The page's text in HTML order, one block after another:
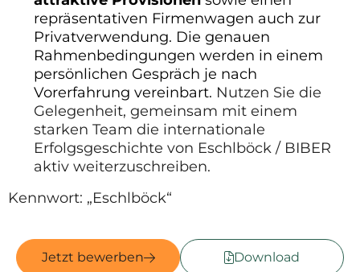
repräsentativen Firmenwagen auch zur
Privatverwendung. Die genauen
Rahmenbedingungen werden in einem
persönlichen Gespräch je nach
Vorerfahrung vereinbart. Nutzen Sie die
Gelegenheit, gemeinsam mit einem
starken Team die internationale
Erfolgsgeschichte von Eschlböck / BIBER
aktiv weiterzuschreiben.
Kennwort: „Eschlböck“
Jetzt bewerben
Download